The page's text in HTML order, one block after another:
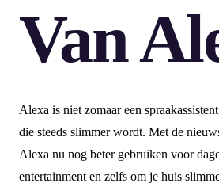
Van
Alexa is niet zomaar een
die steeds slimmer wordt. Met de
Alexa nu nog beter gebruiken voor
entertainment en zelfs om je huis